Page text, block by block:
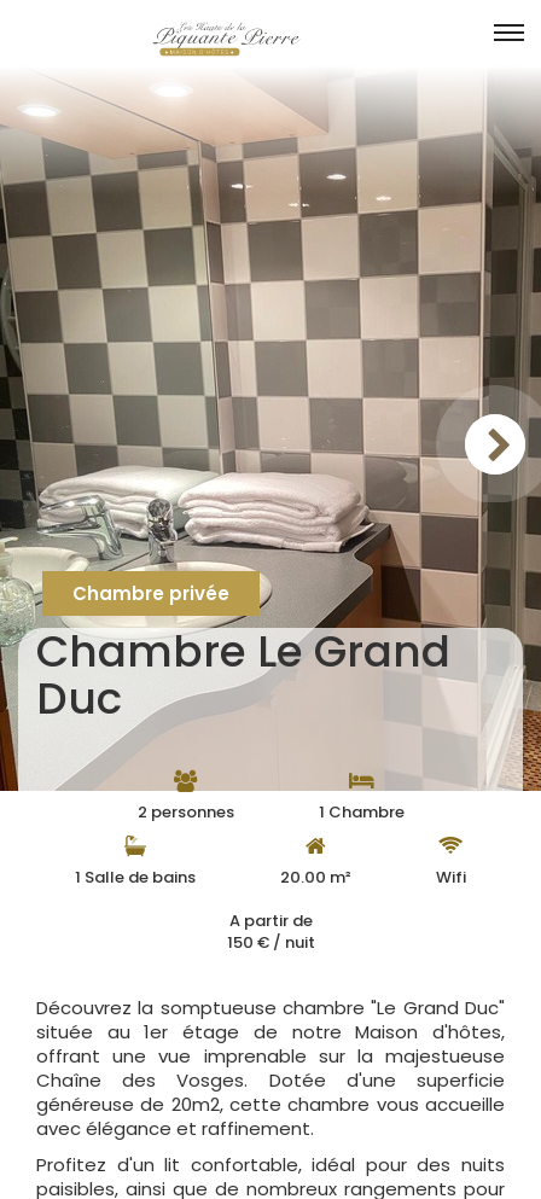
Chambre privée
Chambre Le Grand
Duc
2 personnes 1 Chambre
1 Salle de bains 20.00 m²
Wifi
A partir de
150 € / nuit
Découvrez la somptueuse chambre "Le Grand Duc"
située au 1er étage de notre Maison d'hôtes,
offrant une vue imprenable sur la majestueuse
Chaîne des Vosges. Dotée d'une superficie
généreuse de 20m2, cette chambre vous accueille
avec élégance et raffinement.
Profitez d'un lit confortable, idéal pour des nuits
paisibles, ainsi que de nombreux rangements pour